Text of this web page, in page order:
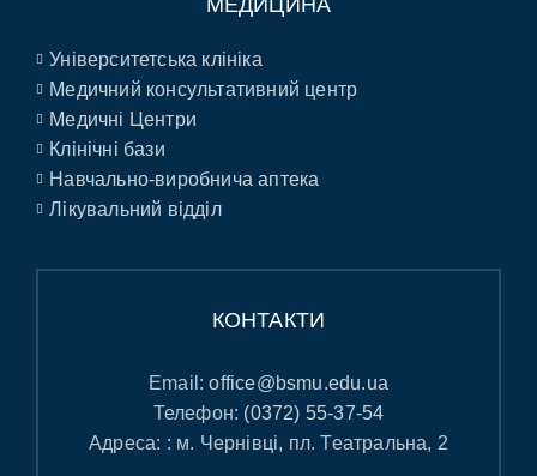
МЕДИЦИНА
Університетська клініка
Медичний консультативний центр
Медичні Центри
Клінічні бази
Навчально-виробнича аптека
Лікувальний відділ
КОНТАКТИ
Email:office@bsmu.edu.ua
Телефон: (0372) 55-37-54
Адреса: : м. Чернівці, пл. Театральна, 2